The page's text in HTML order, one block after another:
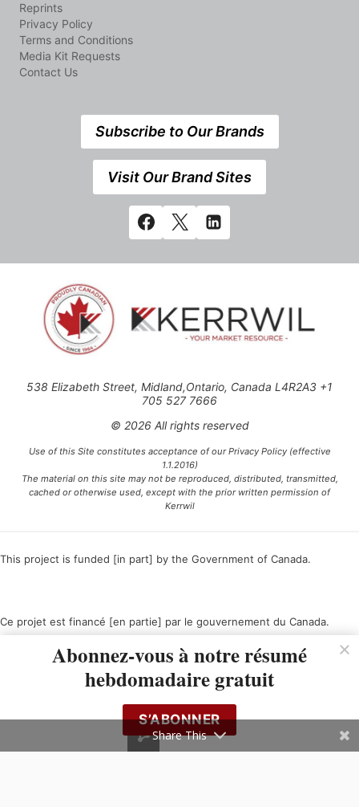
Reprints
Privacy Policy
Terms and Conditions
Media Kit Requests
Contact Us
Subscribe to Our Brands
Visit Our Brand Sites
538 Elizabeth Street, Midland,Ontario, Canada L4R2A3 +1
705 527 7666
© 2026 All rights reserved
Use of this Site constitutes acceptance of our Privacy Policy (effective
1.1.2016)
The material on this site may not be reproduced, distributed, transmitted,
cached or otherwise used, except with the prior written permission of
Kerrwil
This project is funded [in part] by the Government of Canada.
Ce projet est financé [en partie] par le gouvernement du Canada.
Abonnez-vous à notre résumé
hebdomadaire gratuit
S’ABONNER
Share This